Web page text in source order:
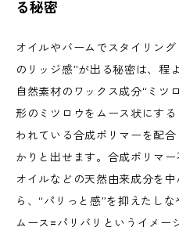
る秘密
オイルやバームでスタイリン
のリッジ感”が出る秘密は、程
自然素材のワックス成分“ミツ
形のミツロウをムース状にす
われている合成ポリマーを配
かりと出せます。合成ポリマ
オイルなどの天然由来成分を
ら、“パリっと感”を抑えたし
ムース=パリバリというイメー